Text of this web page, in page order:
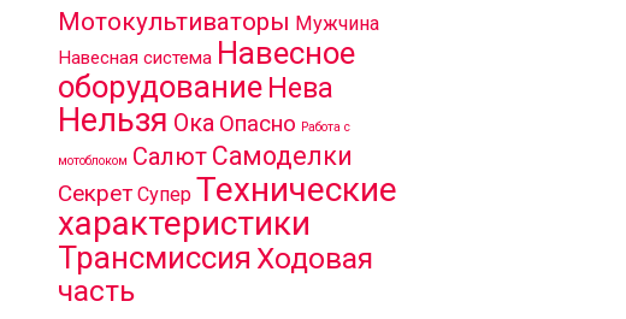
Мотокультиваторы Мужчина
Навесная система Навесное
оборудование Нева
Нельзя Ока Опасно Работа с
мотоблоком Салют Самоделки
Секрет Супер Технические
характеристики
Трансмиссия Ходовая
часть